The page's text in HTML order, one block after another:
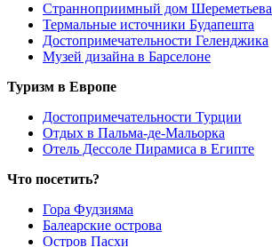
Странноприимный дом Шереметьева
Термальные источники Будапешта
Достопримечательности Геленджика
Музей дизайна в Барселоне
Туризм в Европе
Достопримечательности Турции
Отдых в Пальма-де-Мальорка
Отель Дессоле Пирамиса в Египте
Что посетить?
Гора Фудзияма
Балеарские острова
Остров Пасхи